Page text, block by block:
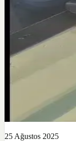
25 Ağustos 2025